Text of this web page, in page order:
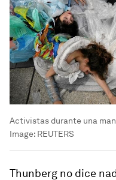
Activistas durante una
Image: REUTERS
Thunberg no dice